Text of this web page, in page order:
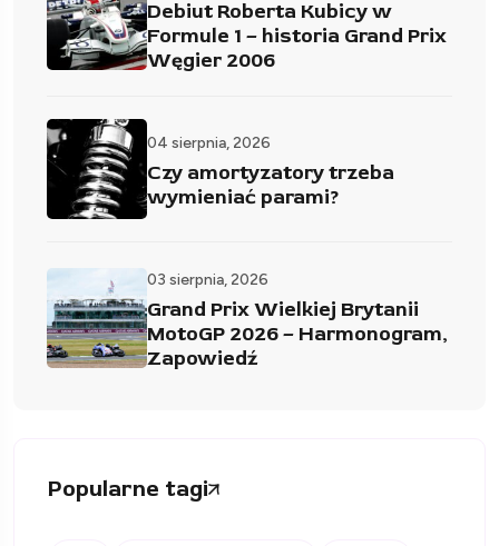
Debiut Roberta Kubicy w
Formule 1 – historia Grand Prix
Węgier 2006
04 sierpnia, 2026
Czy amortyzatory trzeba
wymieniać parami?
03 sierpnia, 2026
Grand Prix Wielkiej Brytanii
MotoGP 2026 – Harmonogram,
Zapowiedź
Popularne tagi